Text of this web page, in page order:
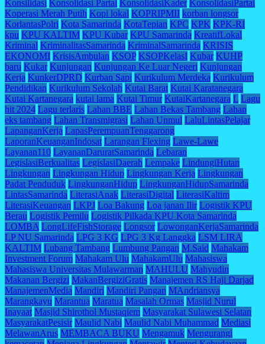
Konsilidasi Konsolidasi Partai KonsolidasiKader KonsolidasiPartai
Koperasi Merah Putih Kopi lokal KOPRIPMII korban longsor
KorlantasPolri Kota Samarinda KotaTepian KPC KPK KPK-RI
kpu KPU KALTIM KPU Kubar KPU Samarinda KreatifLokal
Kriminal KriminalitasSamarinda KriminalSamarinda KRISIS
EKONOMI KrisisAmbulan KSOP KSOPKelasI Kubar KUHP
baru Kukar Kunjungan Kunjungan Ke Luar Negeri Kunjungan
Kerja KunkerDPRD Kurban Sapi Kurikulum Merdeka Kurikulum
Pendidikan Kurikulum Sekolah Kutai Barat Kutai Karatanegara
Kutai Kartanegara kutai lama Kutai Timur KutaiKartanegara L Lagu
hit 2024 Lagu terlaris Lahan BBE Lahan Bekas Tambang Lahan
eks tambang Lahan Transmigrasi Lahan Unmul LaluLintasPelajar
LapanganKerja LapasPerempuanTenggarong
LaporanKeuanganIndosat Larangan Flexing Lawe-Lawe
Layanan110 LayananDaruratSamarinda Lebaran
LegislasiBerkualitas LegislasiDaerah Lempake LindungiHutan
Lingkungan Lingkungan Hidup Lingkungan Kerja Lingkungan
Padat Penduduk LingkunganHidup LingkunganHidupSamarinda
LintasSamarinda LiterasiAnak LiterasiDigital LiterasiKaltim
LiterasiKeuangan LKPJ Loa Bakung Loa janan Ilir Logistik KPU
Berau Logistik Pemilu Logistik Pilkada KPU Kota Samarinda
LOMBA LongLifeFishStorage Longsor LowonganKerjaSamarinda
LP NU Samarinda LPG 3 KG LPG 3 Kg Langgka LSM LIRA
KALTIM Lubang Tambang Lumbung Pangan M.Said Mahakam
Investment Forum Mahakam Ulu MahakamUlu Mahasiswa
Mahasiswa Universitas Mulawarman MAHULU Mahyudin
Makanan Bergizi MakanBergiziGratis Manajemen RS Haji Darjad
ManajemenMedia Mandiri Mandiri Pangan MAndriansya
Marangkayu Marantua Maratua Masalah Ormas Masjid Nurul
Inayaat Masjid Shirothol Mustaqiem Masyarakat Sulawesi Selatan
MasyarakatPesisir Maulid Nabi Maulid Nabi Muhammad Mediasi
MelawanArus MEMBACA BUKU Mengamuk Mengurangi